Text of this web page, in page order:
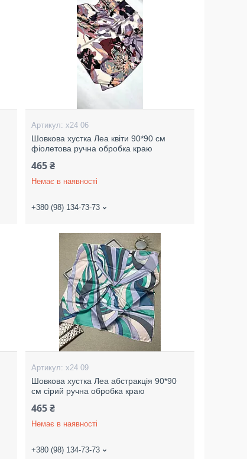
х24 06
Шовкова хустка Леа квіти 90*90 см
фіолетова ручна обробка краю
465 ₴
Немає в наявності
+380 (98) 134-73-73
х24 09
Шовкова хустка Леа абстракція 90*90
см сірий ручна обробка краю
465 ₴
Немає в наявності
+380 (98) 134-73-73